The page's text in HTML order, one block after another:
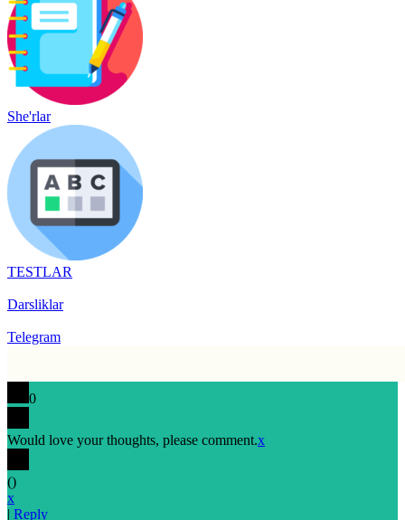
She'rlar
TESTLAR
Darsliklar
Telegram
0
Would love your thoughts, please comment.x
()
x
| Reply